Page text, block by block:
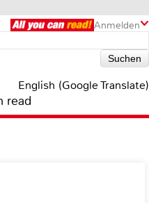
Anmelden
English (Google Translate)
read